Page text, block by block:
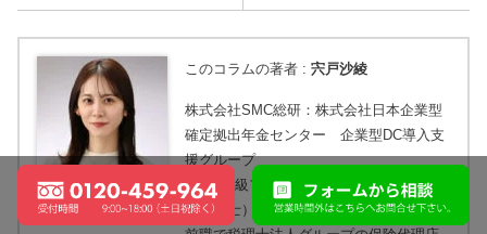
expand_less
このコラムの著者 : 宍戸沙綾
株式会社SMC総研：株式会社日本企業型
確定拠出年金センター 企業型DC導入支
援グループ
AFP（2級ファイナンシャル・プランニン
グ技能士）/DCプランナー2級